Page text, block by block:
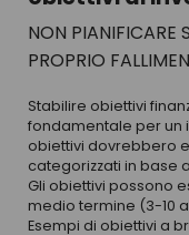
NON PIANIFICARE
PROPRIO
Stabilire obiettivi
fondamentale per un
obiettivi dovrebbero
categorizzati in base
Gli obiettivi possono
medio termine (3-10
Esempi di obiettivi a